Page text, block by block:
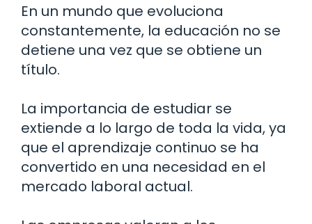
En un mundo que evoluciona
constantemente, la educación no se
detiene una vez que se obtiene un
título.
La importancia de estudiar se
extiende a lo largo de toda la vida, ya
que el aprendizaje continuo se ha
convertido en una necesidad en el
mercado laboral actual.